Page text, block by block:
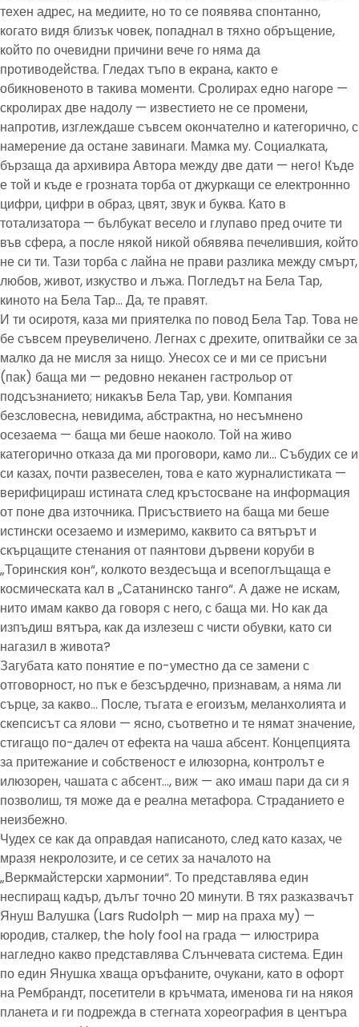
техен адрес, на медиите, но то се появява спонтанно,
когато видя близък човек, попаднал в тяхно обръщение,
който по очевидни причини вече го няма да
противодейства. Гледах тъпо в екрана, както е
обикновеното в такива моменти. Сролирах едно нагоре —
скролирах две надолу — известието не се промени,
напротив, изглеждаше съвсем окончателно и категорично, с
намерение да остане завинаги. Мамка му. Социалката,
бързаща да архивира Автора между две дати — него! Къде
е той и къде е грозната торба от джуркащи се електроннно
цифри, цифри в образ, цвят, звук и буква. Като в
тотализатора — бълбукат весело и глупаво пред очите ти
във сфера, а после някой никой обявява печелившия, който
не си ти. Тази торба с лайна не прави разлика между смърт,
любов, живот, изкуство и лъжа. Погледът на Бела Тар,
киното на Бела Тар… Да, те правят.
И ти осиротя, каза ми приятелка по повод Бела Тар. Това не
бе съвсем преувеличено. Легнах с дрехите, опитвайки се за
малко да не мисля за нищо. Унесох се и ми се присъни
(пак) баща ми — редовно неканен гастрольор от
подсъзнанието; никакъв Бела Тар, уви. Компания
безсловесна, невидима, абстрактна, но несъмнено
осезаема — баща ми беше наоколо. Той на живо
категорично отказа да ми проговори, камо ли… Събудих се и
си казах, почти развеселен, това е като журналистиката —
верифицираш истината след кръстосване на информация
от поне два източника. Присъствието на баща ми беше
истински осезаемо и измеримо, каквито са вятърът и
скърцащите стенания от паянтови дървени коруби в
„Торинския кон“, колкото вездесъща и всепоглъщаща е
космическата кал в „Сатанинско танго“. А даже не искам,
нито имам какво да говоря с него, с баща ми. Но как да
изпъдиш вятъра, как да излезеш с чисти обувки, като си
нагазил в живота?
Загубата като понятие е по-уместно да се замени с
отговорност, но пък е безсърдечно, признавам, а няма ли
сърце, за какво… После, тъгата е егоизъм, меланхолията и
скепсисът са ялови — ясно, съответно и те нямат значение,
стигащо по-далеч от ефекта на чаша абсент. Концепцията
за притежание и собственост е илюзорна, контролът е
илюзорен, чашата с абсент…, виж — ако имаш пари да си я
позволиш, тя може да е реална метафора. Страданието е
неизбежно.
Чудех се как да оправдая написаното, след като казах, че
мразя некролозите, и се сетих за началото на
„Веркмайстерски хармонии“. То представлява един
неспиращ кадър, дълъг точно 20 минути. В тях разказвачът
Януш Валушка (Lars Rudolph — мир на праха му) —
юродив, сталкер, the holy fool на града — илюстрира
нагледно какво представлява Слънчевата система. Един
по един Янушка хваща оръфаните, очукани, като в офорт
на Рембрандт, посетители в кръчмата, именова ги на някоя
планета и ги подрежда в стегната хореография в центъра